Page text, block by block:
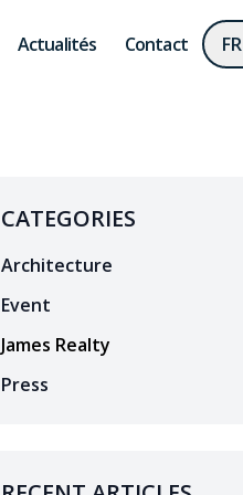
Actualités Contact FR
CATEGORIES
Architecture
Event
James Realty
Press